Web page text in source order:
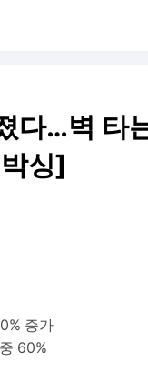
다…벽 타
싱]
증가
60%